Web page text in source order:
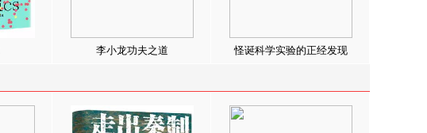
李小龙功夫之道 怪诞科学实验的正经发现